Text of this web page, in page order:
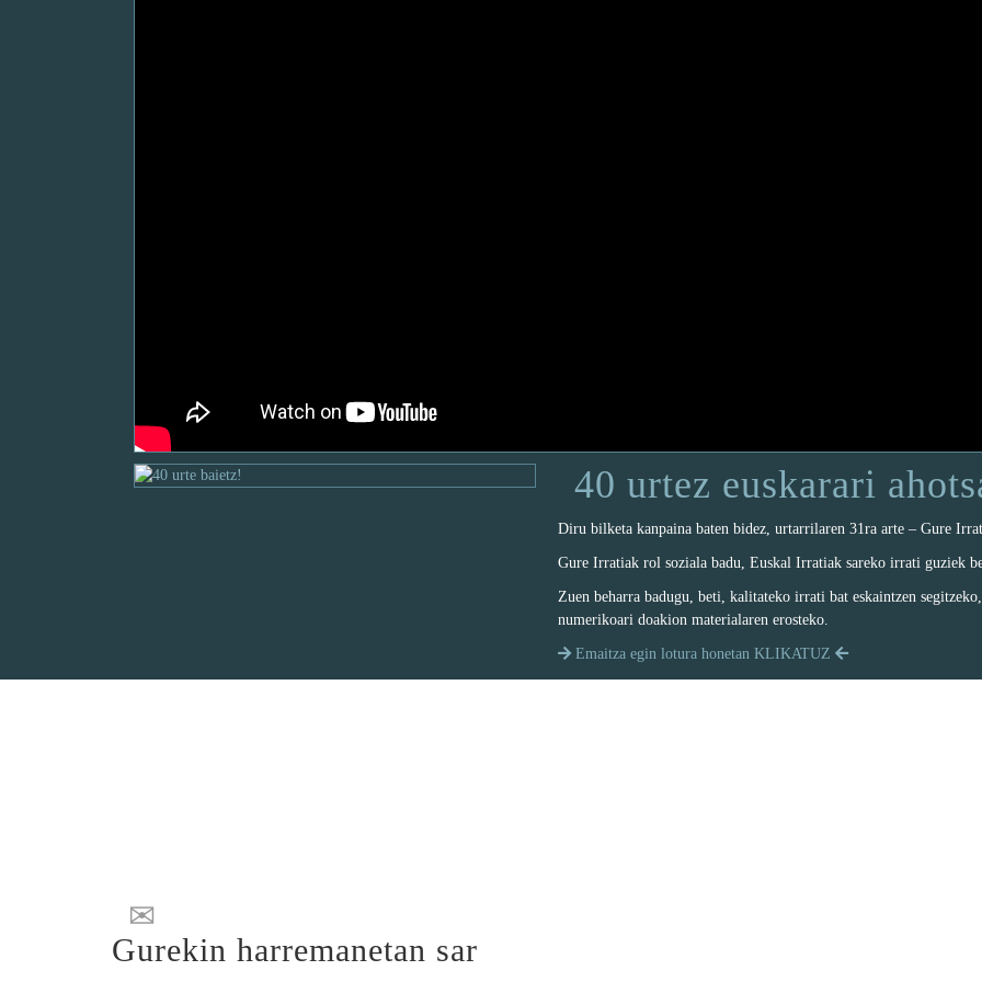
40 urtez euskarari
Diru bilketa kanpaina baten bidez, urtarrilaren 31ra arte – Gure
Gure Irratiak rol soziala badu, Euskal Irratiak sareko irrati guziek
Zuen beharra badugu, beti, kalitateko irrati bat eskaintzen
numerikoari doakion materialaren erosteko.
Emaitza egin lotura honetan KLIKATUZ
Gurekin harremanetan sar